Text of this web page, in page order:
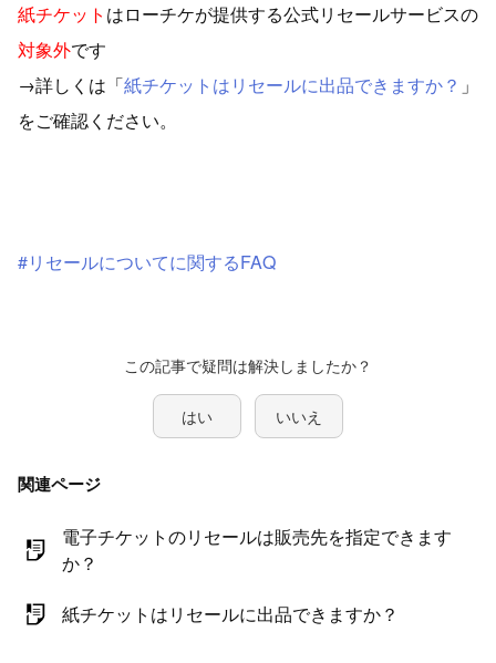
紙チケット はローチケが提供する公式リセールサービスの
対象外です
→詳しくは「紙チケットはリセールに出品できますか？ 」
をご確認ください。
#リセールについてに関するFAQ
はい いいえ
関連ページ
電子チケットのリセールは販売先を指定できます
か？
紙チケットはリセールに出品できますか？